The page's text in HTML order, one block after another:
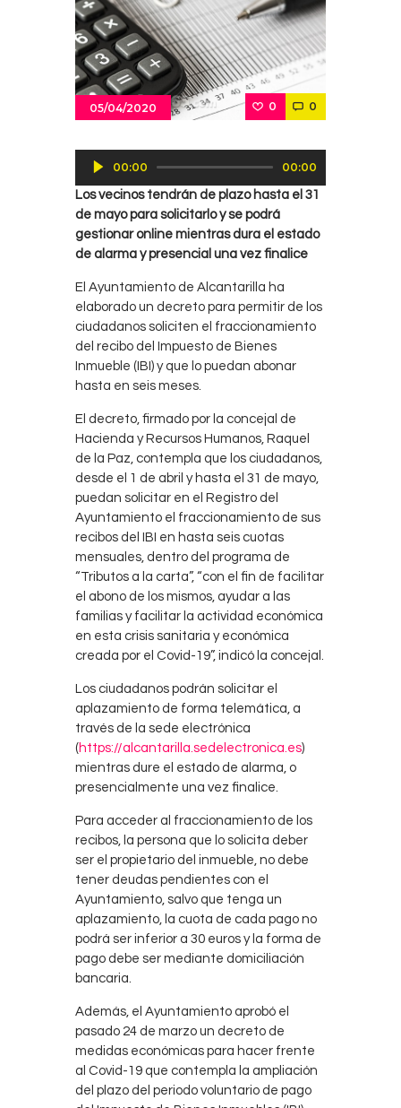
05/04/2020 0 0
Reproductor
audio
00:00 00:00
Los vecinos tendrán de plazo hasta el 31
de mayo para solicitarlo y se podrá
gestionar online mientras dura el estado
de alarma y presencial una vez finalice
El Ayuntamiento de Alcantarilla ha
elaborado un decreto para permitir de los
ciudadanos soliciten el fraccionamiento
del recibo del Impuesto de Bienes
Inmueble (IBI) y que lo puedan abonar
hasta en seis meses.
El decreto, firmado por la concejal de
Hacienda y Recursos Humanos, Raquel
de la Paz, contempla que los ciudadanos,
desde el 1 de abril y hasta el 31 de mayo,
puedan solicitar en el Registro del
Ayuntamiento el fraccionamiento de sus
recibos del IBI en hasta seis cuotas
mensuales, dentro del programa de
“Tributos a la carta”, “con el fin de facilitar
el abono de los mismos, ayudar a las
familias y facilitar la actividad económica
en esta crisis sanitaria y económica
creada por el Covid-19”, indicó la concejal.
Los ciudadanos podrán solicitar el
aplazamiento de forma telemática, a
través de la sede electrónica
(https://alcantarilla.sedelectronica.es)
mientras dure el estado de alarma, o
presencialmente una vez finalice.
Para acceder al fraccionamiento de los
recibos, la persona que lo solicita deber
ser el propietario del inmueble, no debe
tener deudas pendientes con el
Ayuntamiento, salvo que tenga un
aplazamiento, la cuota de cada pago no
podrá ser inferior a 30 euros y la forma de
pago debe ser mediante domiciliación
bancaria.
Además, el Ayuntamiento aprobó el
pasado 24 de marzo un decreto de
medidas económicas para hacer frente
al Covid-19 que contempla la ampliación
del plazo del periodo voluntario de pago